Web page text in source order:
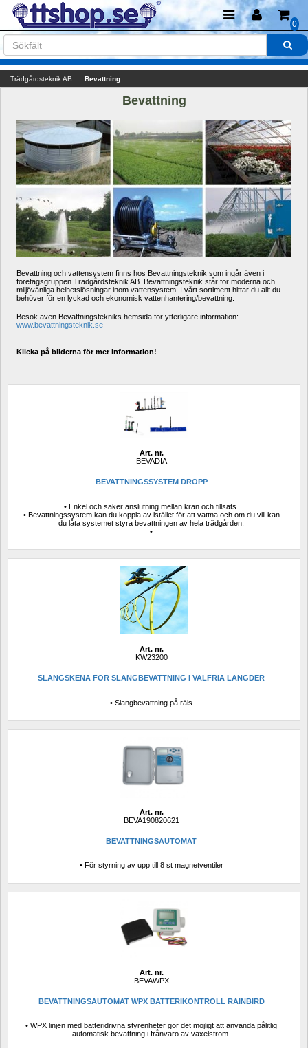
0
Trädgårdsteknik AB Bevattning
Bevattning
Bevattning och vattensystem finns hos Bevattningsteknik som ingår även i
företagsgruppen Trädgårdsteknik AB. Bevattningsteknik står för moderna och
miljövänliga helhetslösningar inom vattensystem. I vårt sortiment hittar du allt du
behöver för en lyckad och ekonomisk vattenhantering/bevattning.
Besök även Bevattningstekniks hemsida för ytterligare information:
www.bevattningsteknik.se
Klicka på bilderna för mer information!
Art. nr.
BEVADIA
BEVATTNINGSSYSTEM DROPP
• Enkel och säker anslutning mellan kran och tillsats.
• Bevattningssystem kan du koppla av istället för att vattna och om du vill kan
du låta systemet styra bevattningen av hela trädgården.
•
Art. nr.
KW23200
SLANGSKENA FÖR SLANGBEVATTNING I VALFRIA LÄNGDER
• Slangbevattning på räls
Art. nr.
BEVA190820621
BEVATTNINGSAUTOMAT
• För styrning av upp till 8 st magnetventiler
Art. nr.
BEVAWPX
BEVATTNINGSAUTOMAT WPX BATTERIKONTROLL RAINBIRD
• WPX linjen med batteridrivna styrenheter gör det möjligt att använda pålitlig
automatisk bevattning i frånvaro av växelström.